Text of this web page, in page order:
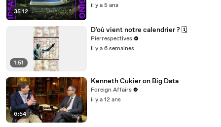
35:12
il y a 5 ans
1:51
D'où vient notre calendrier ? 🗓️
Pierrespectives
il y a 6 semaines
6:54
Kenneth Cukier on Big Data
Foreign Affairs
il y a 12 ans